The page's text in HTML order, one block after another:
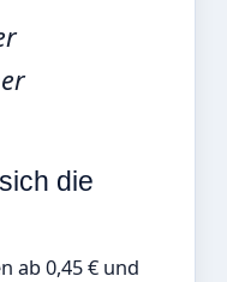
die
ab 0,45 € und